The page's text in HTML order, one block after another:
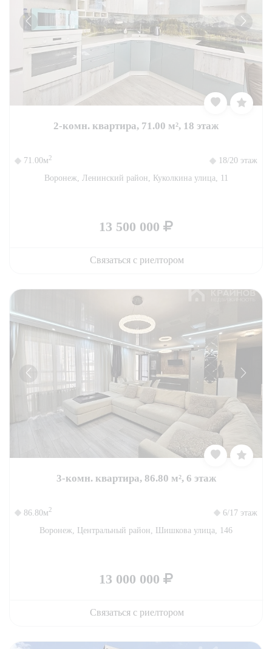
2-комн. квартира, 71.00 м², 18 этаж
71.00м2
18/20 этаж
Воронеж, Ленинский район, Куколкина улица, 11
13 500 000
Связаться с риелтором
3-комн. квартира, 86.80 м², 6 этаж
86.80м2
6/17 этаж
Воронеж, Центральный район, Шишкова улица, 146
13 000 000
Связаться с риелтором